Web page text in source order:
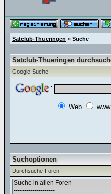
Satclub-Thueringen » Suche
Satclub-Thueringen
Google-Suche
Web
Suchoptionen
Durchsuche Foren